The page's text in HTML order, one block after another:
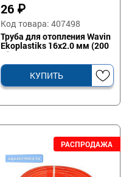
26 ₽
Код товара: 407498
Труба для отопления Wavin
Ekoplastiks 16х2.0 мм (200
м)
КУПИТЬ